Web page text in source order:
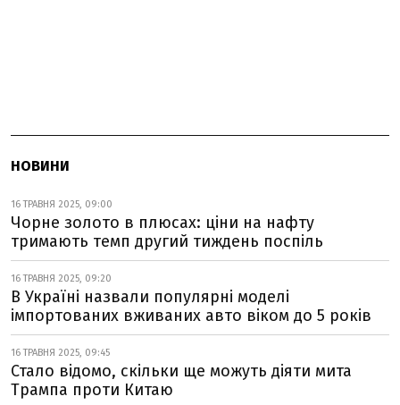
НОВИНИ
16 ТРАВНЯ 2025, 09:00
Чорне золото в плюсах: ціни на нафту
тримають темп другий тиждень поспіль
16 ТРАВНЯ 2025, 09:20
В Україні назвали популярні моделі
імпортованих вживаних авто віком до 5 років
16 ТРАВНЯ 2025, 09:45
Стало відомо, скільки ще можуть діяти мита
Трампа проти Китаю